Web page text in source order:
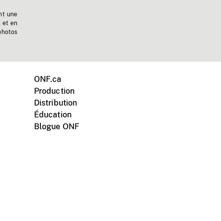
une
et en
ONF.ca
Production
Distribution
Éducation
Blogue ONF